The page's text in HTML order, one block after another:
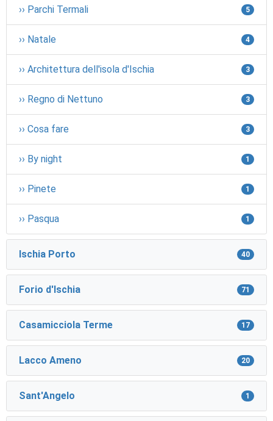
›› Parchi Termali 5
›› Natale 4
›› Architettura dell'isola d'Ischia 3
›› Regno di Nettuno 3
›› Cosa fare 3
›› By night 1
›› Pinete 1
›› Pasqua 1
Ischia Porto 40
Forio d'Ischia 71
Casamicciola Terme 17
Lacco Ameno 20
Sant'Angelo 1